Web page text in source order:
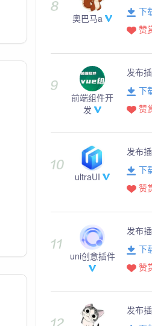
奥巴马a
下
赞
前端组件开
发
发布插
下
赞
ultraUI
发布插
下
赞
uni创意插件
发布插
下
赞
发布插